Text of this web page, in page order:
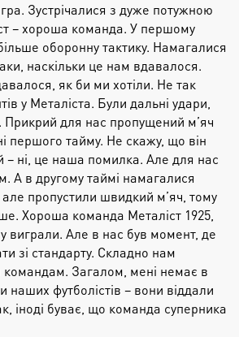
Зустрічалися з дуже потужною
– хороша команда. У першому
оборонну тактику. Намагалися
наскільки це нам вдавалося.
як би ми хотіли. Не так
у Металіста. Були дальні удари,
Прикрий для нас пропущений м’яч
першого тайму. Не скажу, що він
– ні, це наша помилка. Але для нас
А в другому таймі намагалися
але пропустили швидкий м’яч, тому
Хороша команда Металіст 1925,
виграли. Але в нас був момент, де
зі стандарту. Складно нам
командам. Загалом, мені немає в
наших футболістів – вони віддали
іноді буває, що команда суперника